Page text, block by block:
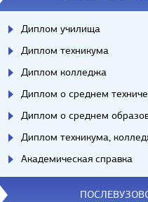
Диплом училища
Диплом техникума
Диплом колледжа
Диплом о среднем
Диплом о среднем
Диплом техникума,
Академическая справка